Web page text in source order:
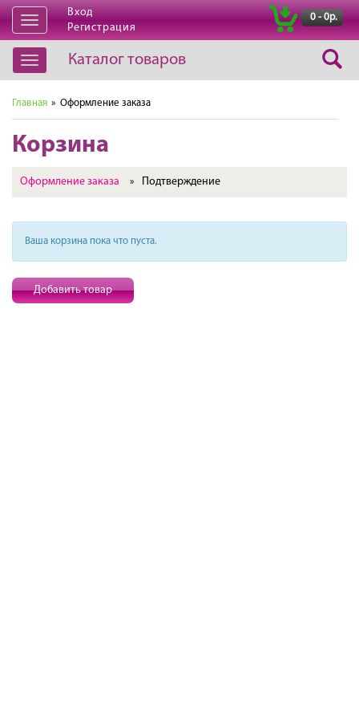
Открыть
навигацию
Вход
Регистрация
0 - 0р.
Открыть
навигацию
Каталог товаров
Главная » Оформление заказа
Корзина
Оформление заказа » Подтверждение
Ваша корзина пока что пуста.
Добавить товар